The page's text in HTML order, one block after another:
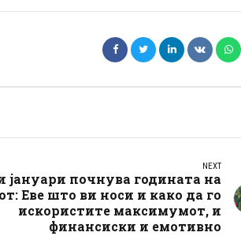
NEXT
јануари почнува годината на
Еве што ви носи и како да го
искористите максимумот, и
финансиски и емотивно